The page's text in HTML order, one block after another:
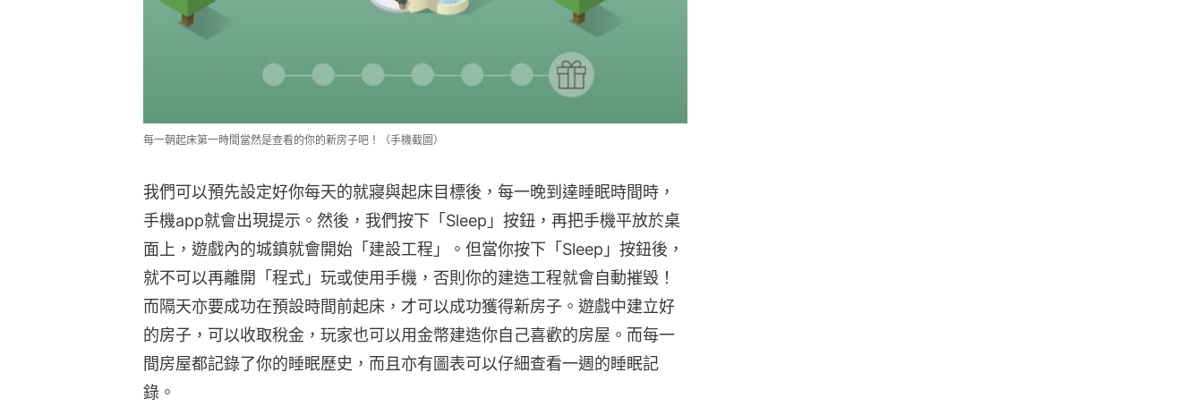
每一朝起床第一時間當然是查看的你的新房子吧！（手機截圖）
我們可以預先設定好你每天的就寢與起床目標後，每一晚到達睡眠時間時，
手機app就會出現提示。然後，我們按下「Sleep」按鈕，再把手機平放於桌
面上，遊戲內的城鎮就會開始「建設工程」。但當你按下「Sleep」按鈕後，
就不可以再離開「程式」玩或使用手機，否則你的建造工程就會自動摧毀！
而隔天亦要成功在預設時間前起床，才可以成功獲得新房子。遊戲中建立好
的房子，可以收取稅金，玩家也可以用金幣建造你自己喜歡的房屋。而每一
間房屋都記錄了你的睡眠歷史，而且亦有圖表可以仔細查看一週的睡眠記
錄。